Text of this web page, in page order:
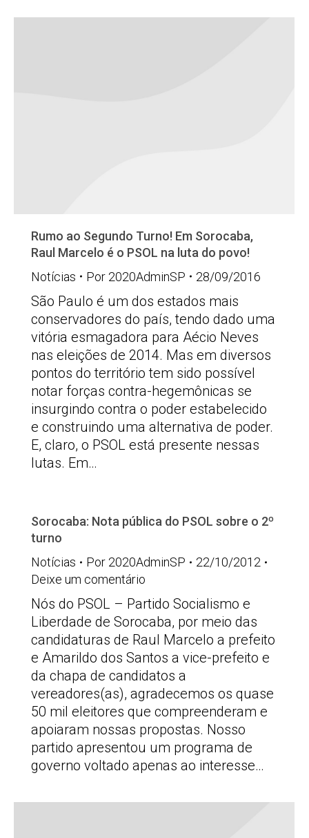
Rumo ao Segundo Turno! Em Sorocaba,
Raul Marcelo é o PSOL na luta do povo!
Notícias
Por 2020AdminSP 28/09/2016
São Paulo é um dos estados mais
conservadores do país, tendo dado uma
vitória esmagadora para Aécio Neves
nas eleições de 2014. Mas em diversos
pontos do território tem sido possível
notar forças contra-hegemônicas se
insurgindo contra o poder estabelecido
e construindo uma alternativa de poder.
E, claro, o PSOL está presente nessas
lutas. Em…
Sorocaba: Nota pública do PSOL sobre o 2º
turno
Notícias
Por 2020AdminSP
22/10/2012
Deixe um comentário
Nós do PSOL – Partido Socialismo e
Liberdade de Sorocaba, por meio das
candidaturas de Raul Marcelo a prefeito
e Amarildo dos Santos a vice-prefeito e
da chapa de candidatos a
vereadores(as), agradecemos os quase
50 mil eleitores que compreenderam e
apoiaram nossas propostas. Nosso
partido apresentou um programa de
governo voltado apenas ao interesse…